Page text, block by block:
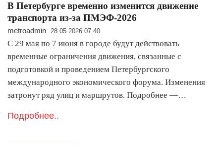
В Петербурге временно изменится движение
транспорта из-за ПМЭФ-2026
metroadmin 28.05.2026 07:40
С 29 мая по 7 июня в городе будут действовать
временные ограничения движения, связанные с
подготовкой и проведением Петербургского
международного экономического форума. Изменения
затронут ряд улиц и маршрутов. Подробнее —…
Подробнее..